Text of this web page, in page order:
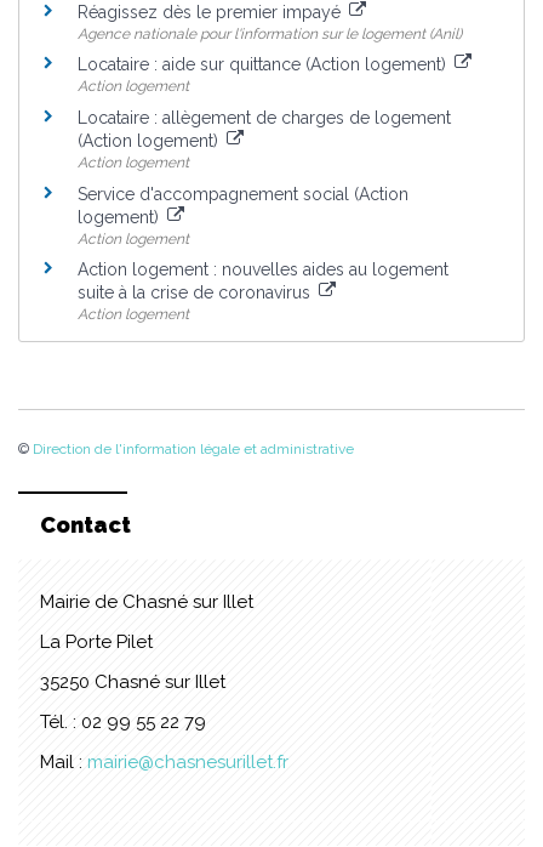
Réagissez dès le premier impayé
Agence nationale pour l'information sur le logement (Anil)
Locataire : aide sur quittance (Action logement)
Action logement
Locataire : allègement de charges de logement
(Action logement)
Action logement
Service d'accompagnement social (Action
logement)
Action logement
Action logement : nouvelles aides au logement
suite à la crise de coronavirus
Action logement
© Direction de l'information légale et administrative
Contact
Mairie de Chasné sur Illet
La Porte Pilet
35250 Chasné sur Illet
Tél. : 02 99 55 22 79
Mail : mairie@chasnesurillet.fr